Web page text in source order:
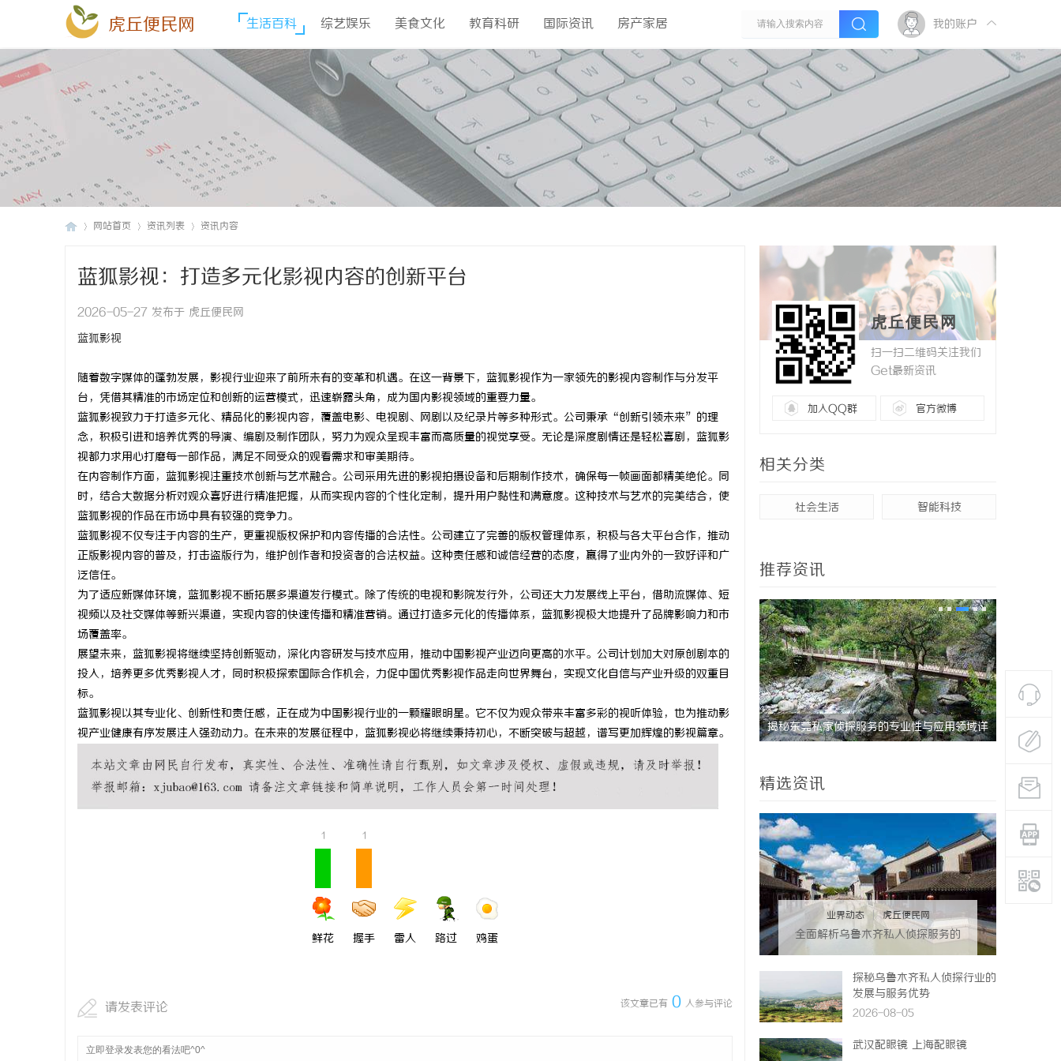
虎丘便民网 生活百科 综艺娱乐 美食文化 教育科研 国际资讯 房产家居 我的账户
网站首页 资讯列表 资讯内容
蓝狐影视：打造多元化影视内容的创新平台
2026-05-27 发布于 虎丘便民网
蓝狐影视
随着数字媒体的蓬勃发展，影视行业迎来了前所未有的变革和机遇。在这一背景下，蓝狐影视作为一家领先的影视内容制作与分发平
台，凭借其精准的市场定位和创新的运营模式，迅速崭露头角，成为国内影视领域的重要力量。
蓝狐影视致力于打造多元化、精品化的影视内容，覆盖电影、电视剧、网剧以及纪录片等多种形式。公司秉承“创新引领未来”的理
念，积极引进和培养优秀的导演、编剧及制作团队，努力为观众呈现丰富而高质量的视觉享受。无论是深度剧情还是轻松喜剧，蓝狐影
视都力求用心打磨每一部作品，满足不同受众的观看需求和审美期待。
在内容制作方面，蓝狐影视注重技术创新与艺术融合。公司采用先进的影视拍摄设备和后期制作技术，确保每一帧画面都精美绝伦。同
时，结合大数据分析对观众喜好进行精准把握，从而实现内容的个性化定制，提升用户黏性和满意度。这种技术与艺术的完美结合，使
蓝狐影视的作品在市场中具有较强的竞争力。
蓝狐影视不仅专注于内容的生产，更重视版权保护和内容传播的合法性。公司建立了完善的版权管理体系，积极与各大平台合作，推动
正版影视内容的普及，打击盗版行为，维护创作者和投资者的合法权益。这种责任感和诚信经营的态度，赢得了业内外的一致好评和广
泛信任。
为了适应新媒体环境，蓝狐影视不断拓展多渠道发行模式。除了传统的电视和影院发行外，公司还大力发展线上平台，借助流媒体、短
视频以及社交媒体等新兴渠道，实现内容的快速传播和精准营销。通过打造多元化的传播体系，蓝狐影视极大地提升了品牌影响力和市
场覆盖率。
展望未来，蓝狐影视将继续坚持创新驱动，深化内容研发与技术应用，推动中国影视产业迈向更高的水平。公司计划加大对原创剧本的
投入，培养更多优秀影视人才，同时积极探索国际合作机会，力促中国优秀影视作品走向世界舞台，实现文化自信与产业升级的双重目
标。
蓝狐影视以其专业化、创新性和责任感，正在成为中国影视行业的一颗耀眼明星。它不仅为观众带来丰富多彩的视听体验，也为推动影
视产业健康有序发展注入强劲动力。在未来的发展征程中，蓝狐影视必将继续秉持初心，不断突破与超越，谱写更加辉煌的影视篇章。
1
鲜花
1
握手 雷人 路过 鸡蛋
该文章已有 0 人参与评论
请发表评论
虎丘便民网
扫一扫二维码关注我们
Get最新资讯
加入QQ群 官方微博
相关分类
社会生活 智能科技
推荐资讯
武汉配眼镜 上海配眼镜 武汉配眼镜 上海配眼镜 揭秘东莞私家侦探服务的专业性与应用领域详 揭秘昆明
分析
精选资讯
业界动态 | 虎丘便民网
全面解析乌鲁木齐私人侦探服务的
探秘乌鲁木齐私人侦探行业的
发展与服务优势
2026-08-05
武汉配眼镜 上海配眼镜